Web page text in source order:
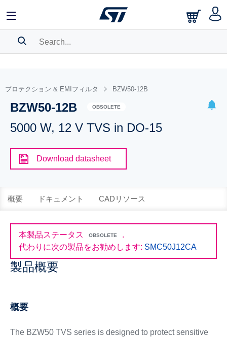
BOOKMARK
Pleaselog into show your saved searches.
プロテクション & EMIフィルタ BZW50-12B
BZW50-12B OBSOLETE
5000 W, 12 V TVS in DO-15
Download datasheet
概要 ドキュメント CADリソース
本製品ステータス OBSOLETE
.
代わりに次の製品をお勧めします: SMC50J12CA
製品概要
概要
The BZW50 TVS series is designed to protect sensitive